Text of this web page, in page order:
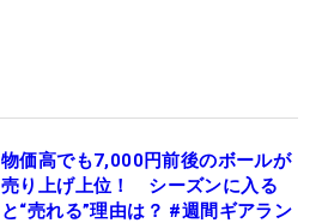
物価高でも7,000円前後のボールが
売り上げ上位！ シーズンに入る
と“売れる”理由は？ #週間ギアラン